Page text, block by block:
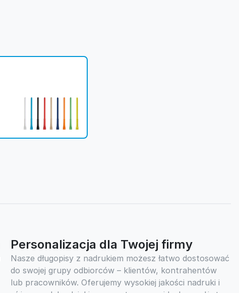
Personalizacja dla Twojej firmy
Nasze długopisy z nadrukiem możesz łatwo dostosować
do swojej grupy odbiorców – klientów, kontrahentów
lub pracowników. Oferujemy wysokiej jakości nadruki i